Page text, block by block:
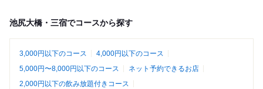
池尻大橋・三宿でコースから探す
3,000円以下のコース
4,000円以下のコース
5,000円〜8,000円以下のコース
ネット予約できるお店
2,000円以下の飲み放題付きコース